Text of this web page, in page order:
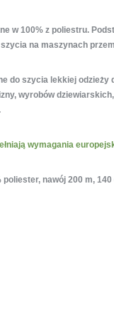
w 100% z poliestru.
na maszynach
do szycia lekkiej
wyrobów
wymagania
poliester, nawój 200 m,